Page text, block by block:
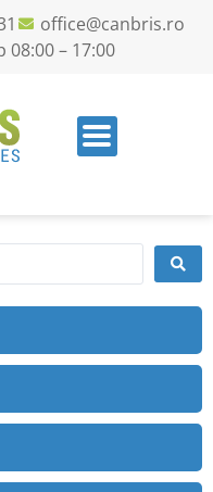
office@canbris.ro
08:00 – 17:00